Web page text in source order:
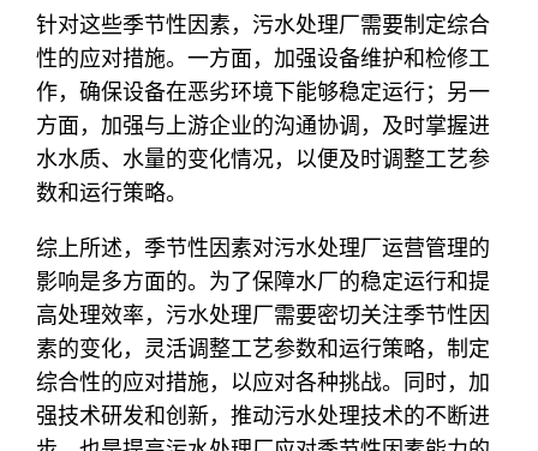
针对这些季节性因素，污水处理厂需要制定综合
性的应对措施。一方面，加强设备维护和检修工
作，确保设备在恶劣环境下能够稳定运行；另一
方面，加强与上游企业的沟通协调，及时掌握进
水水质、水量的变化情况，以便及时调整工艺参
数和运行策略。
综上所述，季节性因素对污水处理厂运营管理的
影响是多方面的。为了保障水厂的稳定运行和提
高处理效率，污水处理厂需要密切关注季节性因
素的变化，灵活调整工艺参数和运行策略，制定
综合性的应对措施，以应对各种挑战。同时，加
强技术研发和创新，推动污水处理技术的不断进